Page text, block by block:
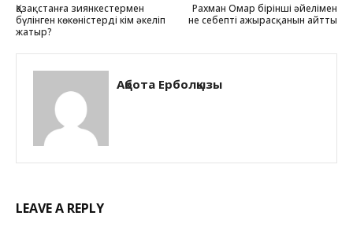
Қазақстанға зиянкестермен
бүлінген көкөністерді кім әкеліп
жатыр?
Рахман Омар бірінші әйелімен
не себепті ажырасқанын айтты
Ақбота Ерболқызы
LEAVE A REPLY